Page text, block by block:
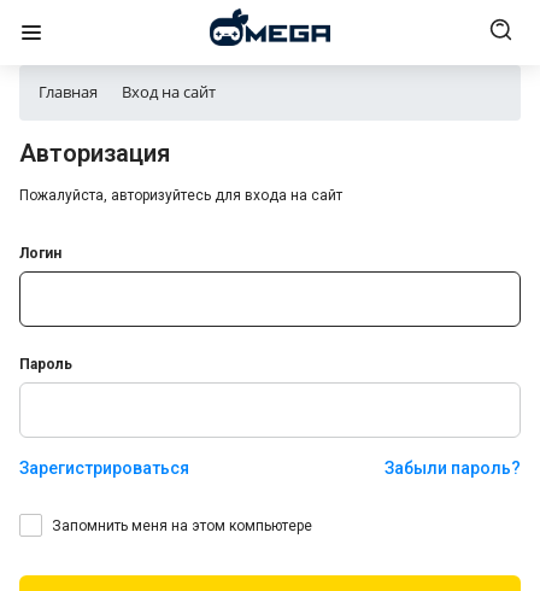
Главная Вход на сайт
Авторизация
Пожалуйста, авторизуйтесь для входа на сайт
Логин
Пароль
Зарегистрироваться Забыли пароль?
Запомнить меня на этом компьютере